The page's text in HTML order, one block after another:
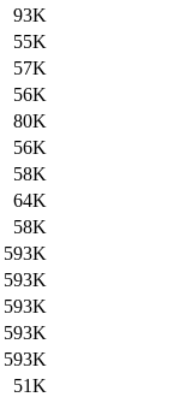
93K
55K
57K
56K
80K
56K
58K
64K
58K
593K
593K
593K
593K
593K
51K